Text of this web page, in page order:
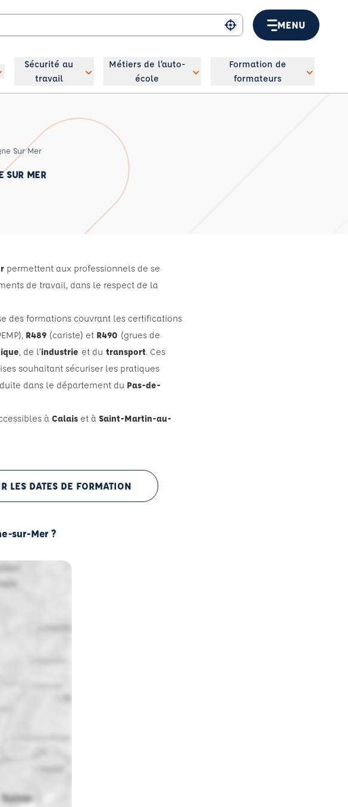
Me géolocaliser
MENU
Sécurité au
travail
Métiers de l’auto-
école
Formation de
formateurs
Sur Mer
SUR MER
permettent aux professionnels de se
de travail, dans le respect de la
des formations couvrant les certifications
R489 (cariste) et R490 (grues de
, de l’industrie et du transport. Ces
souhaitant sécuriser les pratiques
dans le département du Pas-de-
à Calais et à Saint-Martin-au-
LES DATES DE FORMATION
sur-Mer ?